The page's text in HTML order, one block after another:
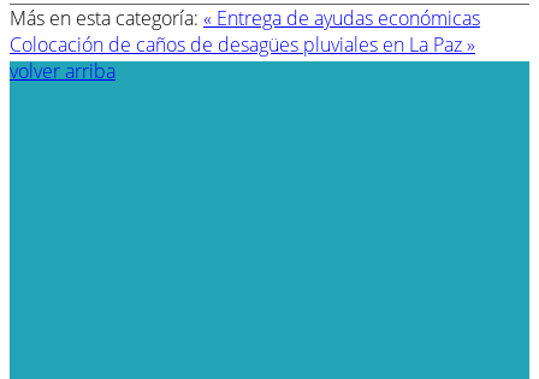
Más en esta categoría: « Entrega de ayudas económicas
Colocación de caños de desagües pluviales en La Paz »
volver arriba